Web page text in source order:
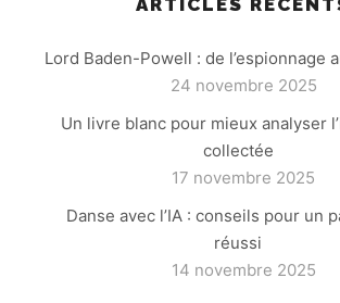
Lord Baden-Powell : de l’espionnage
24 novembre 2025
Un livre blanc pour mieux analyser
collectée
17 novembre 2025
Danse avec l’IA : conseils pour un
réussi
14 novembre 2025